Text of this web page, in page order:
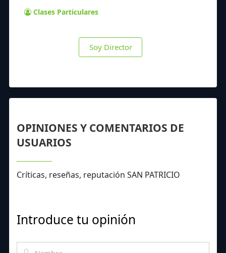
Clases Particulares
Soy Director
OPINIONES Y COMENTARIOS DE
USUARIOS
Críticas, reseñas, reputación SAN PATRICIO
Introduce tu opinión